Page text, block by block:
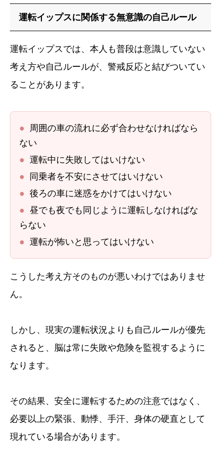
運転イップスに関係する無意識の自己ルール
運転イップスでは、本人も普段は意識していない
考え方や自己ルールが、警戒反応と結びついてい
ることがあります。
●
周囲の車の流れに必ず合わせなければなら
ない
● 運転中に失敗してはいけない
●
同乗者を不安にさせてはいけない
● 後ろの車に迷惑をかけてはいけない
● 昼でも夜でも同じように運転しなければな
らない
● 運転が怖いと思ってはいけない
こうした考え方そのものが悪いわけではありませ
ん。
しかし、現実の運転状況よりも自己ルールが優先
されると、脳は常に失敗や危険を監視するように
なります。
その結果、安全に運転するための注意ではなく、
必要以上の緊張、動悸、手汗、身体の硬直として
現れている場合があります。